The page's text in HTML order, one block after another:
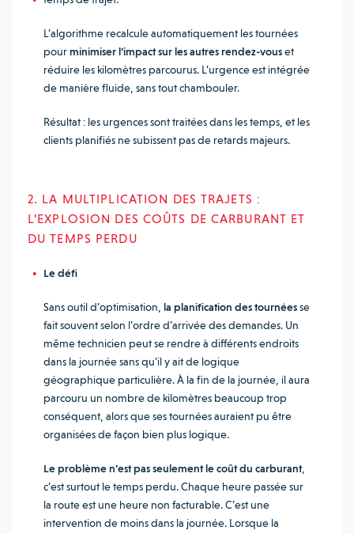
L’algorithme recalcule automatiquement les tournées
pourminimiser l’impact sur les autres rendez-vouset
réduire les kilomètres parcourus. L’urgence est intégrée
de manière fluide, sans tout chambouler.
Résultat : les urgences sont traitées dans les temps, et les
clients planifiés ne subissent pas de retards majeurs.
2. LA MULTIPLICATION DES TRAJETS :
L’EXPLOSION DES COÛTS DE CARBURANT ET
DU TEMPS PERDU
Le défi
Sans outil d’optimisation, la planification des tournéesse
fait souvent selon l’ordre d’arrivée des demandes. Un
même technicien peut se rendre à différents endroits
dans la journée sans qu’il y ait de logique
géographique particulière. À la fin de la journée, il aura
parcouru un nombre de kilomètres beaucoup trop
conséquent, alors que ses tournées auraient pu être
organisées de façon bien plus logique.
Le problème n’est pas seulement le coût du carburant,
c’est surtout le temps perdu. Chaque heure passée sur
la route est une heure non facturable. C’est une
intervention de moins dans la journée. Lorsque la